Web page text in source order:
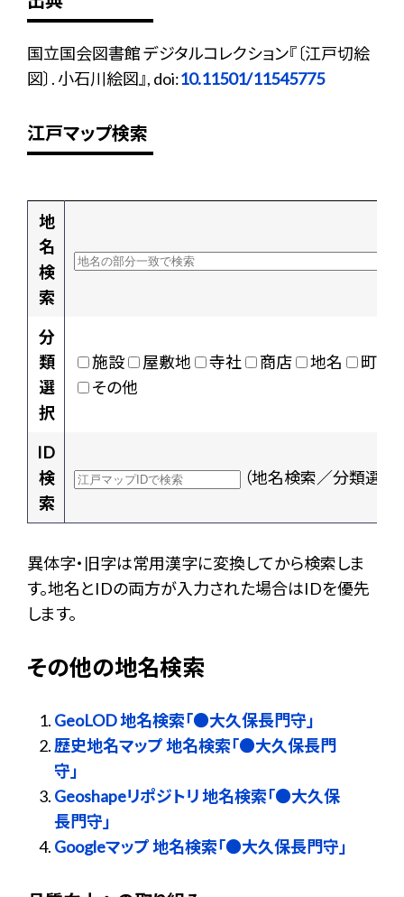
国立国会図書館 デジタルコレクション『〔江戸切絵
図〕. 小石川絵図』, doi:10.11501/11545775
江戸マップ検索
地
名
検
索
分
類
選
択
施設 屋敷地 寺社 商店 地名
町村
その他
ID
検
索
（地名検索／分類選択
異体字・旧字は常用漢字に変換してから検索しま
す。地名とIDの両方が入力された場合はIDを優先
します。
その他の地名検索
GeoLOD 地名検索「●大久保長門守」
歴史地名マップ 地名検索「●大久保長門
守」
Geoshapeリポジトリ 地名検索「●大久保
長門守」
Googleマップ 地名検索「●大久保長門守」